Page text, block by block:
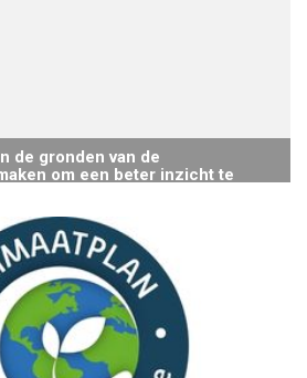
de gronden van de
om een beter inzicht te